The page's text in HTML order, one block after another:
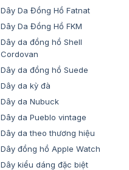
Dây Da Đồng Hồ Fatnat
Dây Da Đồng Hồ FKM
Dây da đồng hồ Shell
Cordovan
Dây da đồng hồ Suede
Dây da kỳ đà
Dây da Nubuck
Dây da Pueblo vintage
Dây da theo thương hiệu
Dây đồng hồ Apple Watch
Dây kiểu dáng đặc biệt